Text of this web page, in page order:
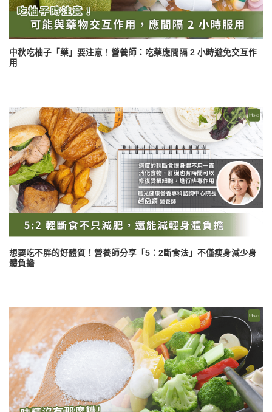
中秋吃柚子「藥」要注意！營養師：吃藥應間隔 2 小時避免交互作
用
想要吃不胖的好體質！營養師分享「5：2斷食法」不僅瘦身減少身
體負擔